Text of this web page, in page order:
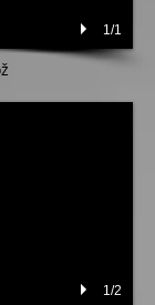
1/2
1/1